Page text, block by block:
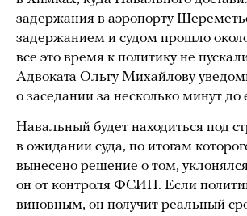
задержания в аэропорту
задержанием и судом прошло
все это время к политику не
Адвоката Ольгу Михайлову
о заседании за несколько минут до
Навальный будет находиться под
в ожидании суда, по итогам
вынесено решение о том,
он от контроля ФСИН. Если
виновным, он получит реальный